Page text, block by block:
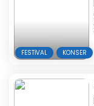
FESTIVAL KONSER